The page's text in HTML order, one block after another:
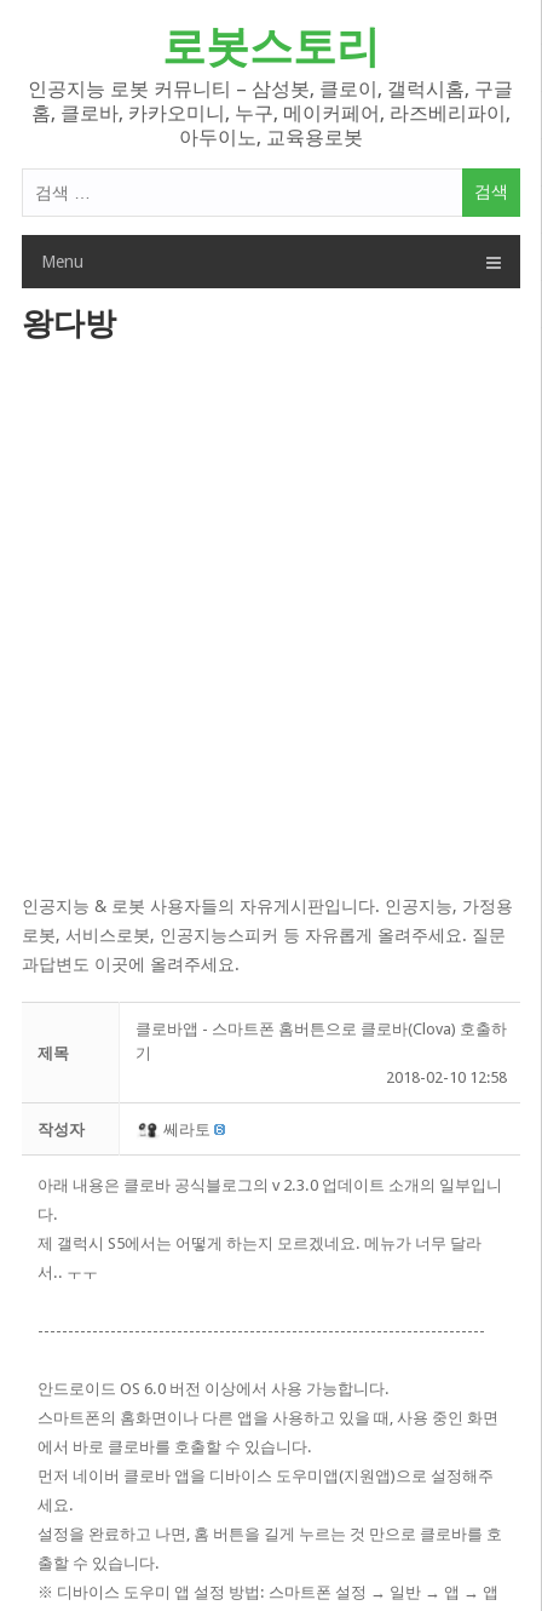
로봇스토리
인공지능 로봇 커뮤니티 – 삼성봇, 클로이, 갤럭시홈, 구글
홈, 클로바, 카카오미니, 누구, 메이커페어, 라즈베리파이,
아두이노, 교육용로봇
색
Menu
왕다방
인공지능 & 로봇 사용자들의 자유게시판입니다. 인공지능, 가정용
로봇, 서비스로봇, 인공지능스피커 등 자유롭게 올려주세요. 질문
과답변도 이곳에 올려주세요.
제목
클로바앱 - 스마트폰 홈버튼으로 클로바(Clova) 호출하
기
2018-02-10 12:58
작성자 쎄라토
​아래 내용은 클로바 공식블로그의 v 2.3.0 업데이트 소개의 일부입니
다.
제 갤럭시 S5에서는 어떻게 하는지 모르겠네요. 메뉴가 너무 달라
서.. ㅜㅜ
--------------------------------------------------------------------------
안드로이드 OS 6.0 버전 이상에서 사용 가능합니다.
스마트폰의 홈화면이나 다른 앱을 사용하고 있을 때, 사용 중인 화면
에서 바로 클로바를 호출할 수 있습니다.
먼저 네이버 클로바 앱을 디바이스 도우미앱(지원앱)으로 설정해주
세요.
설정을 완료하고 나면, 홈 버튼을 길게 누르는 것 만으로 클로바를 호
출할 수 있습니다.
※ 디바이스 도우미 앱 설정 방법: 스마트폰 설정 → 일반 → 앱 → 앱